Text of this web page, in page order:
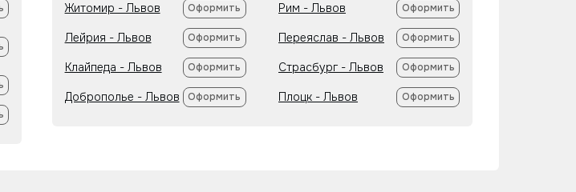
Житомир - Львов Оформить
Лейрия - Львов Оформить
Клайпеда - Львов Оформить
Доброполье - Львов Оформить
Рим - Львов Оформить
Переяслав - Львов Оформить
Страсбург - Львов Оформить
Плоцк - Львов Оформить